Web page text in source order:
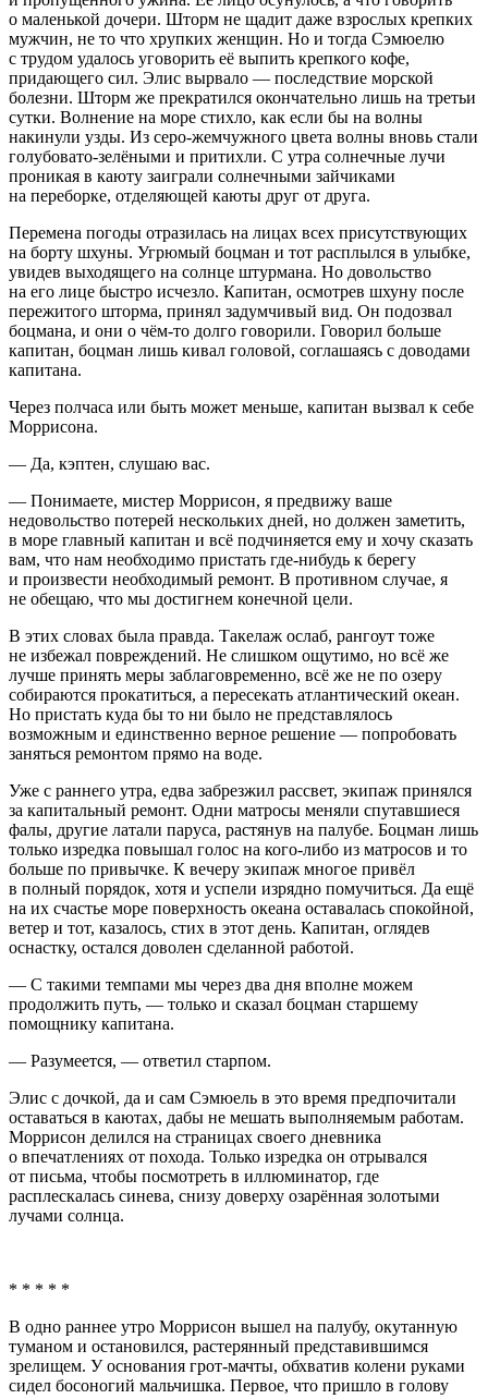
о маленькой дочери. Шторм не щадит даже взрослых крепких
мужчин, не то что хрупких женщин. Но и тогда Сэмюелю
с трудом удалось уговорить её выпить крепкого кофе,
придающего сил. Элис вырвало — последствие морской
болезни. Шторм же прекратился окончательно лишь на третьи
сутки. Волнение на море стихло, как если бы на волны
накинули узды. Из серо-жемчужного цвета волны вновь стали
голубовато-зелёными и притихли. С утра солнечные лучи
проникая в каюту заиграли солнечными зайчиками
на переборке, отделяющей каюты друг от друга.
Перемена погоды отразилась на лицах всех присутствующих
на борту шхуны. Угрюмый боцман и тот расплылся в улыбке,
увидев выходящего на солнце штурмана. Но довольство
на его лице быстро исчезло. Капитан, осмотрев шхуну после
пережитого шторма, принял задумчивый вид. Он подозвал
боцмана, и они о чём-то долго говорили. Говорил больше
капитан, боцман лишь кивал головой, соглашаясь с доводами
капитана.
Через полчаса или быть может меньше, капитан вызвал к себе
Моррисона.
— Да, кэптен, слушаю вас.
— Понимаете, мистер Моррисон, я предвижу ваше
недовольство потерей нескольких дней, но должен заметить,
в море главный капитан и всё подчиняется ему и хочу сказать
вам, что нам необходимо пристать где-нибудь к берегу
и произвести необходимый ремонт. В противном случае, я
не обещаю, что мы достигнем конечной цели.
В этих словах была правда. Такелаж ослаб, рангоут тоже
не избежал повреждений. Не слишком ощутимо, но всё же
лучше принять меры заблаговременно, всё же не по озеру
собираются прокатиться, а пересекать атлантический океан.
Но пристать куда бы то ни было не представлялось
возможным и единственно верное решение — попробовать
заняться ремонтом прямо на воде.
Уже с раннего утра, едва забрезжил рассвет, экипаж принялся
за капитальный ремонт. Одни матросы меняли спутавшиеся
фалы, другие латали паруса, растянув на палубе. Боцман лишь
только изредка повышал голос на кого-либо из матросов и то
больше по привычке. К вечеру экипаж многое привёл
в полный порядок, хотя и успели изрядно помучиться. Да ещё
на их счастье море поверхность океана оставалась спокойной,
ветер и тот, казалось, стих в этот день. Капитан, оглядев
оснастку, остался доволен сделанной работой.
— С такими темпами мы через два дня вполне можем
продолжить путь, — только и сказал боцман старшему
помощнику капитана.
— Разумеется, — ответил старпом.
Элис с дочкой, да и сам Сэмюель в это время предпочитали
оставаться в каютах, дабы не мешать выполняемым работам.
Моррисон делился на страницах своего дневника
о впечатлениях от похода. Только изредка он отрывался
от письма, чтобы посмотреть в иллюминатор, где
расплескалась синева, снизу доверху озарённая золотыми
лучами солнца.
* * * * *
В одно раннее утро Моррисон вышел на палубу, окутанную
туманом и остановился, растерянный представившимся
зрелищем. У основания грот-мачты, обхватив колени руками
сидел босоногий мальчишка. Первое, что пришло в голову